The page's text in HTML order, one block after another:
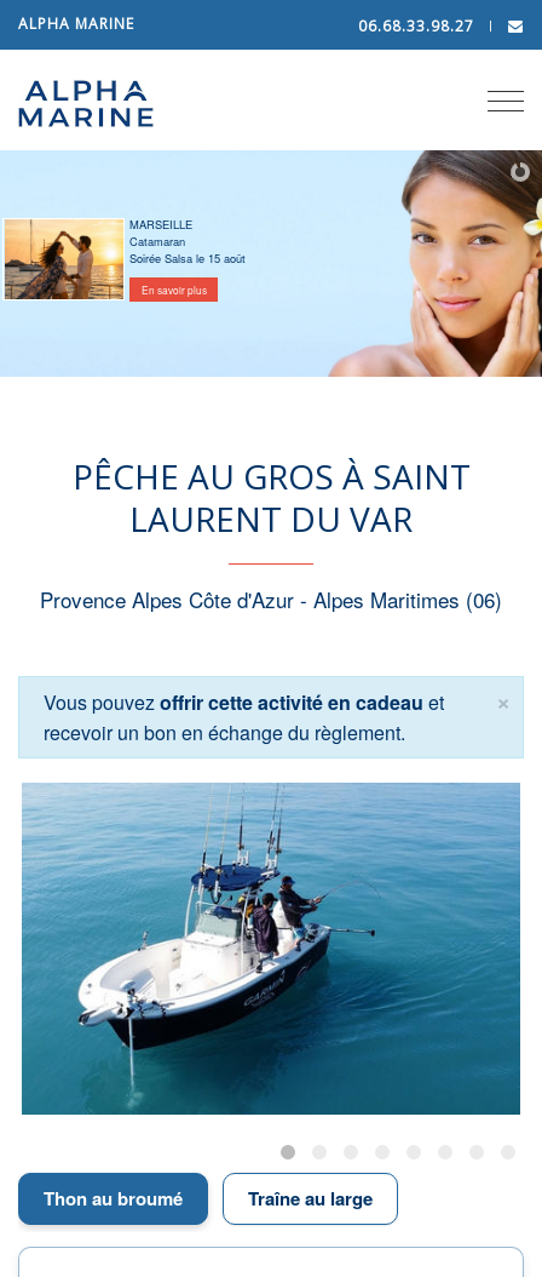
ALPHA MARINE 06.68.33.98.27
MARSEILLE
Catamaran
Soirée Salsa le 15 août
En savoir plus
PÊCHE AU GROS À SAINT
LAURENT DU VAR
Provence Alpes Côte d'Azur - Alpes Maritimes (06)
×
Vous pouvezoffrir cette activité en cadeau et
recevoir un bon en échange du règlement.
Thon au broumé Traîne au large